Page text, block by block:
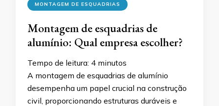
MONTAGEM DE ESQUADRIAS
Montagem de esquadrias de
alumínio: Qual empresa escolher?
Tempo de leitura: 4 minutos
A montagem de esquadrias de alumínio
desempenha um papel crucial na construção
civil, proporcionando estruturas duráveis e